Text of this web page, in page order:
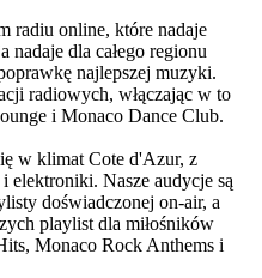
radiu online, które nadaje
nadaje dla całego regionu
najlepszej muzyki.
radiowych, włączając w to
i Monaco Dance Club.
w klimat Cote d'Azur, z
elektroniki. Nasze audycje są
doświadczonej on-air, a
playlist dla miłośników
Monaco Rock Anthems i